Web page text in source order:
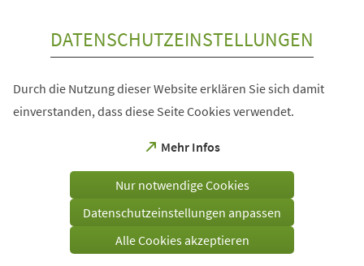
DATENSCHUTZEINSTELLUNGEN
Durch die Nutzung dieser Website erklären Sie sich damit
einverstanden, dass diese Seite Cookies verwendet.
Mehr Infos
(Öffnet
einem
Tab)
Nur notwendige Cookies
Datenschutzeinstellungen anpassen
Alle Cookies akzeptieren